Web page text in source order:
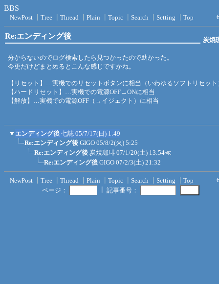
BBS
NewPost Tree Thread Plain Topic Search Setting Top
Re:エンディング後 炭焼
分からないのでログ検索したら見つかったので助かった。
今更だけどまとめるとこんな感じですかね。
【リセット】…実機でのリセットボタンに相当（いわゆるソフトリセット
【ハードリセット】…実機での電源OFF→ONに相当
【解放】…実機での電源OFF（→イジェクト）に相当
▼ エンディング後 七誌 05/7/17(日) 1:49
Re:エンディング後 GIGO 05/8/2(火) 5:25
Re:エンディング後 炭焼珈琲 07/1/20(土) 13:54≪
Re:エンディング後 GIGO 07/2/3(土) 21:32
NewPost Tree Thread Plain Topic Search Setting Top
ページ：
記事番号：